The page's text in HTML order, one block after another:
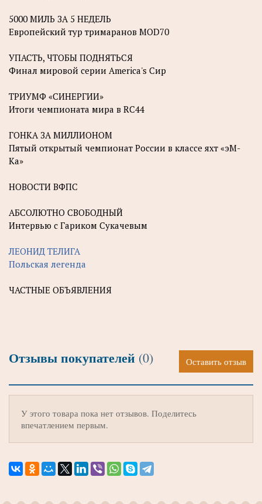
5000 МИЛЬ ЗА 5 НЕДЕЛЬ
Европейский тур тримаранов MOD70
УПАСТЬ, ЧТОБЫ ПОДНЯТЬСЯ
Финал мировой серии America's Сир
ТРИУМФ «СИНЕРГИИ»
Итоги чемпионата мира в RC44
ГОНКА ЗА МИЛЛИОНОМ
Пятый открытый чемпионат России в классе яхт «эМ-
Ка»
НОВОСТИ ВФПС
АБСОЛЮТНО СВОБОДНЫЙ
Интервью с Гариком Сукачевым
ЛЕОНИД ТЕЛИГА
Польская легенда
ЧАСТНЫЕ ОБЪЯВЛЕНИЯ
Отзывы покупателей (0) Оставить отзыв
У этого товара пока нет отзывов. Поделитесь
впечатлением первым.